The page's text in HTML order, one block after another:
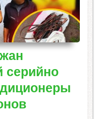
серийно